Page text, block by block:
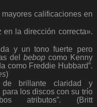
calificaciones en
la dirección correcta».
y un tono fuerte pero
del bebopcomo Kenny
como Freddie Hubbard”.
)
de brillante claridad y
los discos con su trío
atributos”. (Britt